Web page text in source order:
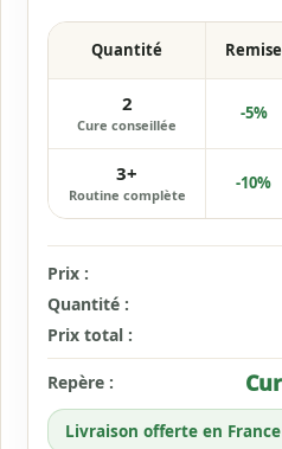
Quantité Remise
2
Cure conseillée
-5%
3+
Routine complète
-10%
Prix :
Quantité :
Prix total :
Repère :
Livraison offerte en